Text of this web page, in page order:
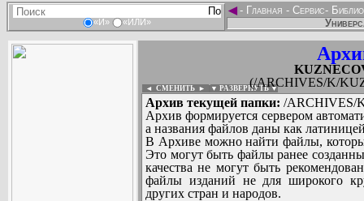
«И» «ИЛИ»
◄- Главная - Сервис-
(/ARCHIVES/K/
◄ СМЕНИТЬ ► ▼ РАЗВЕРНУТЬ ▼
Архив текущей папки: /ARCHIVES/
Архив формируется сервером
а названия файлов даны как
В Архиве можно найти файлы,
Это могут быть файлы ранее
качества не могут быть
файлы изданий не для широкого
других стран и народов.